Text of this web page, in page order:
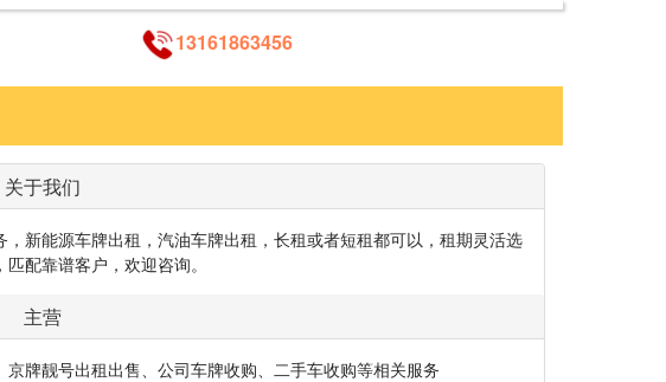
13161863456
关于我们
新能源车牌出租，汽油车牌出租，长租或者短租都可以，租期灵活选
配靠谱客户，欢迎咨询。
主营
牌靓号出租出售、公司车牌收购、二手车收购等相关服务